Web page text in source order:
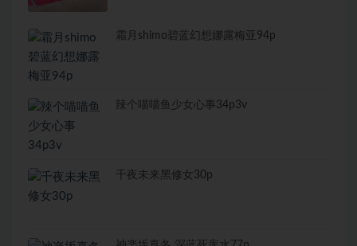
霜月shimo碧蓝幻想娜露梅亚94p
辣个喵喵鱼少女心事34p3v
千夜未来黑修女30p